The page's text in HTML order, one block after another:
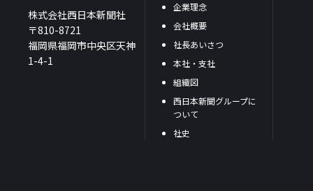
株式会社西日本新聞社
〒810-8721
福岡県福岡市中央区天神
1-4-1
企業理念
会社概要
社長あいさつ
本社・支社
組織図
西日本新聞グループに
ついて
社史